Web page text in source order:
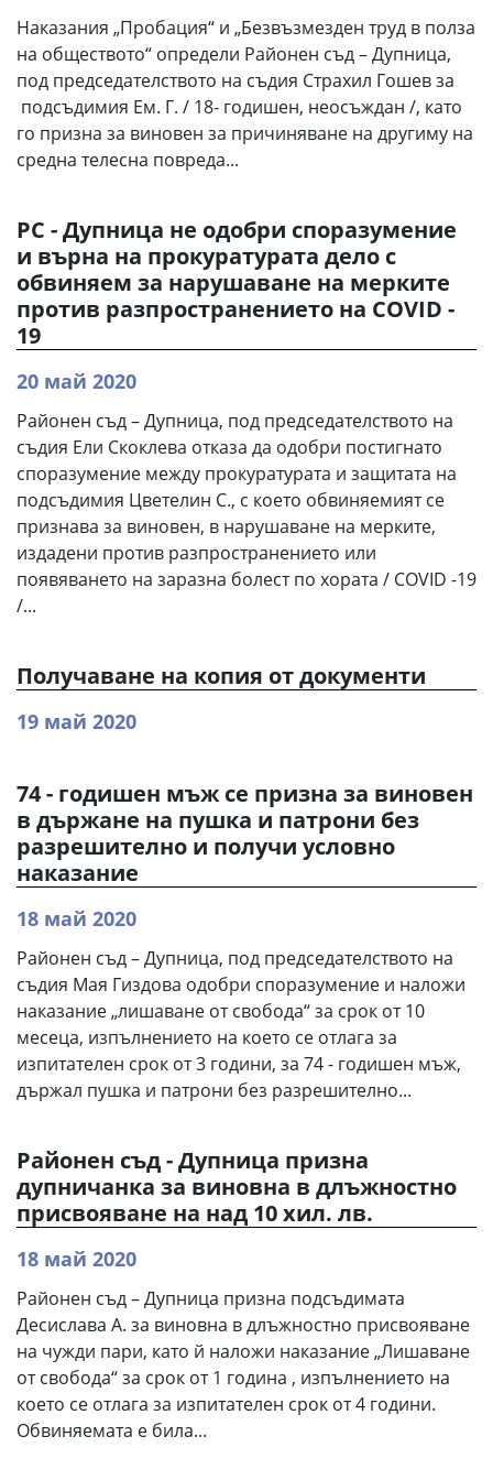
Наказания „Пробация“ и „Безвъзмезден труд в полза
на обществото“ определи Районен съд – Дупница,
под председателството на съдия Страхил Гошев за
подсъдимия Ем. Г. / 18- годишен, неосъждан /, като
го призна за виновен за причиняване на другиму на
средна телесна повреда...
РС - Дупница не одобри споразумение
и върна на прокуратурата дело с
обвиняем за нарушаване на мерките
против разпространението на COVID -
19
20 май 2020
Районен съд – Дупница, под председателството на
съдия Ели Скоклева отказа да одобри постигнато
споразумение между прокуратурата и защитата на
подсъдимия Цветелин С., с което обвиняемият се
признава за виновен, в нарушаване на мерките,
издадени против разпространението или
появяването на заразна болест по хората / COVID -19
/...
Получаване на копия от документи
19 май 2020
74 - годишен мъж се призна за виновен
в държане на пушка и патрони без
разрешително и получи условно
наказание
18 май 2020
Районен съд – Дупница, под председателството на
съдия Мая Гиздова одобри споразумение и наложи
наказание „лишаване от свобода“ за срок от 10
месеца, изпълнението на което се отлага за
изпитателен срок от 3 години, за 74 - годишен мъж,
държал пушка и патрони без разрешително...
Районен съд - Дупница призна
дупничанка за виновна в длъжностно
присвояване на над 10 хил. лв.
18 май 2020
Районен съд – Дупница призна подсъдимата
Десислава А. за виновна в длъжностно присвояване
на чужди пари, като й наложи наказание „Лишаване
от свобода“ за срок от 1 година , изпълнението на
което се отлага за изпитателен срок от 4 години.
Обвиняемата е била...